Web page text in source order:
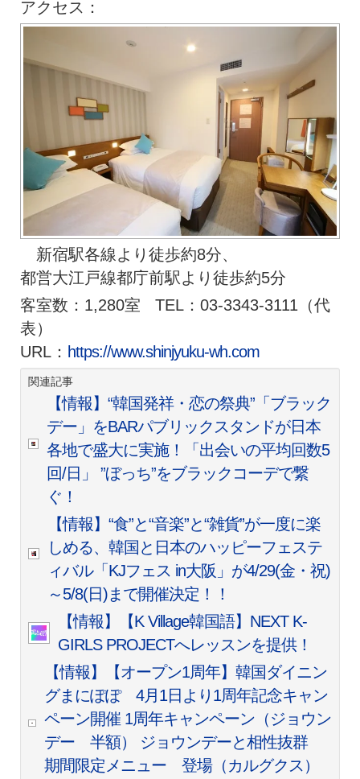
アクセス：
新宿駅各線より徒歩約8分、
都営大江戸線都庁前駅より徒歩約5分
客室数：1,280室 TEL：03-3343-3111（代
表）
URL： https://www.shinjyuku-wh.com
関連記事
【情報】“韓国発祥・恋の祭典”「ブラック
デー」をBARパブリックスタンドが日本
各地で盛大に実施！「出会いの平均回数5
回/日」 ”ぼっち”をブラックコーデで繋
ぐ！
【情報】“食”と“音楽”と“雑貨”が一度に楽
しめる、韓国と日本のハッピーフェステ
ィバル「KJフェス in大阪」が4/29(金・祝)
～5/8(日)まで開催決定！！
【情報】【K Village韓国語】NEXT K-
GIRLS PROJECTへレッスンを提供！
【情報】【オープン1周年】韓国ダイニン
グまにぽぽ 4月1日より1周年記念キャン
ペーン開催 1周年キャンペーン（ジョウン
デー 半額） ジョウンデーと相性抜群
期間限定メニュー 登場（カルグクス）